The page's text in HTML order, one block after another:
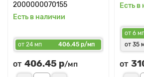
2000000070155
Есть в наличии
от 24 мп 406.45 р/мп
от 406.45 р/мп
Есть
от 6
от 35
от